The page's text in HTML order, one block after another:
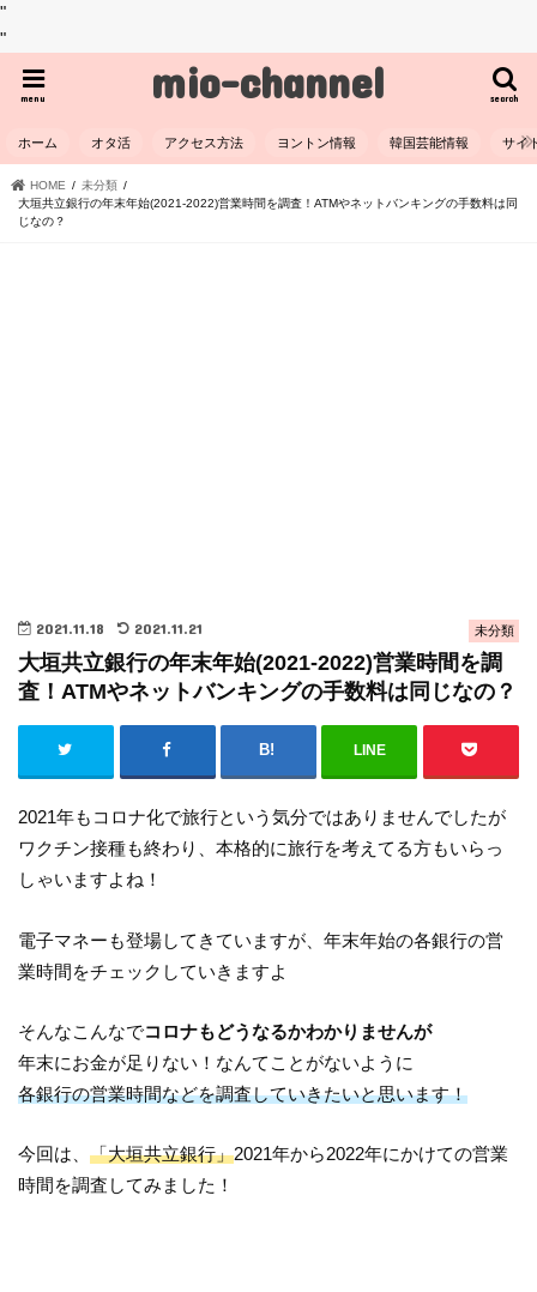
"
"
mio-channel search
menu
ホーム オタ活 アクセス方法 ヨントン情報 韓国芸能情報 サイ
HOME
未分類
大垣共立銀行の年末年始(2021-2022)営業時間を調査！ATMやネットバンキングの手数料は同
じなの？
未分類
2021.11.18 2021.11.21
大垣共立銀行の年末年始(2021-2022)営業時間を調
査！ATMやネットバンキングの手数料は同じなの？
LINE
2021年もコロナ化で旅行という気分ではありませんでしたが
ワクチン接種も終わり、本格的に旅行を考えてる方もいらっ
しゃいますよね！
電子マネーも登場してきていますが、年末年始の各銀行の営
業時間をチェックしていきますよ
そんなこんなでコロナもどうなるかわかりませんが
年末にお金が足りない！なんてことがないように
各銀行の営業時間などを調査していきたいと思います！
今回は、「大垣共立銀行」2021年から2022年にかけての営業
時間を調査してみました！